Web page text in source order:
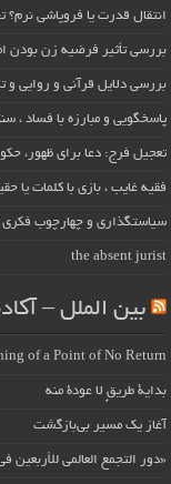
انتقال قدرت یا فروپاشی نرم؟
بررسی تأثیر فرضیه زن بودن
بررسی دلایل قرآنی و روایی
پاسخگویی و مبارزه با فساد ،
تعجیل فرج: دعا برای ظهور،
فقیه غایب ، بازی با کلمات یا
سیاستگذاری و چهارچوب فکری
the absent jurist
بین الملل –
of a Point of No Return
بداية طريقٍ لا عودة منه
آغاز یک مسیر بی‌بازگشت
«دور التجمع العالمي للأربعين